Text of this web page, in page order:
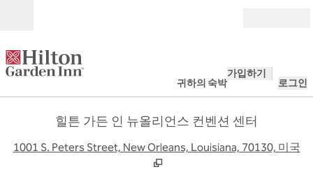
귀하의 숙박
가입하기
로그인
힐튼 가든 인 뉴올리언스 컨벤션 센터
1001 S. Peters Street, New Orleans, Louisiana, 70130, 미국